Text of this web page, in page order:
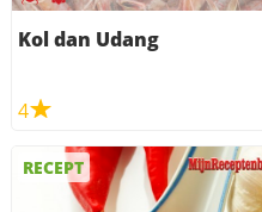
Kol dan Udang
4
RECEPT